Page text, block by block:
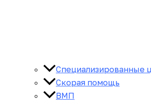
Специализированные
Скорая помощь
ВМП